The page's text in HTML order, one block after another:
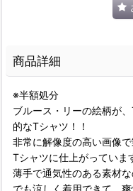
商品詳細
※半額処分
ブルース・リーの絵柄が
的なTシャツ！！
非常に解像度の高い画像
Tシャツに仕上がっていま
薄手で通気性のある素材
でも涼しく着用できて、爽